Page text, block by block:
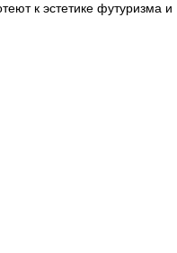
к эстетике футуризма и